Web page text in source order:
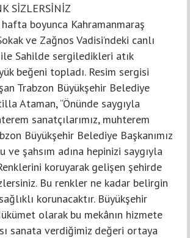
SİZLERSİNİZ
hafta boyunca Kahramanmaraş
ve Zağnos Vadisi’ndeki canlı
Sahilde sergiledikleri atık
beğeni topladı. Resim sergisi
Trabzon Büyükşehir Belediye
Ataman, “Önünde saygıyla
sanatçılarımız, muhterem
Büyükşehir Belediye Başkanımız
şahsım adına hepinizi saygıyla
koruyarak gelişen şehirde
Bu renkler ne kadar belirgin
korunacaktır. Büyükşehir
olarak bu mekânın hizmete
sanata verdiğimiz değeri ortaya